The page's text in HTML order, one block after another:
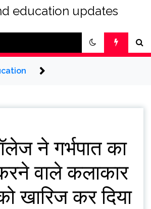
education updates
ने गर्भपात का
वाले कलाकार
खारिज कर दिया